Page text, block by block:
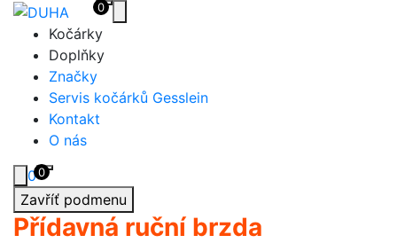
Přejít
obsah
0
Toggle navigation
Kočárky
Doplňky
Značky
Servis kočárků Gesslein
Kontakt
O nás
00
Zavříť podmenu
Přídavná ruční brzda